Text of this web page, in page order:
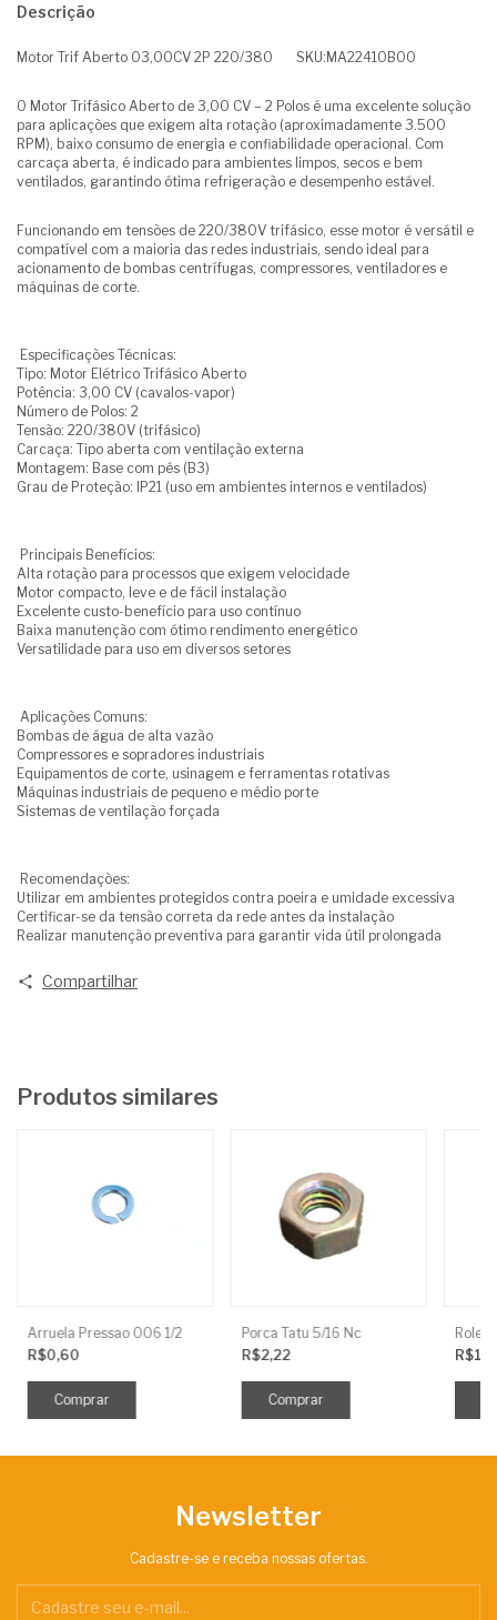
Descrição
Motor Trif Aberto 03,00CV 2P 220/380 SKU:MA22410B00
O Motor Trifásico Aberto de 3,00 CV – 2 Polos é uma excelente solução
para aplicações que exigem alta rotação (aproximadamente 3.500
RPM), baixo consumo de energia e confiabilidade operacional. Com
carcaça aberta, é indicado para ambientes limpos, secos e bem
ventilados, garantindo ótima refrigeração e desempenho estável.
Funcionando em tensões de 220/380V trifásico, esse motor é versátil e
compatível com a maioria das redes industriais, sendo ideal para
acionamento de bombas centrífugas, compressores, ventiladores e
máquinas de corte.
Especificações Técnicas:
Tipo: Motor Elétrico Trifásico Aberto
Potência: 3,00 CV (cavalos-vapor)
Número de Polos: 2
Tensão: 220/380V (trifásico)
Carcaça: Tipo aberta com ventilação externa
Montagem: Base com pés (B3)
Grau de Proteção: IP21 (uso em ambientes internos e ventilados)
Principais Benefícios:
Alta rotação para processos que exigem velocidade
Motor compacto, leve e de fácil instalação
Excelente custo-benefício para uso contínuo
Baixa manutenção com ótimo rendimento energético
Versatilidade para uso em diversos setores
Aplicações Comuns:
Bombas de água de alta vazão
Compressores e sopradores industriais
Equipamentos de corte, usinagem e ferramentas rotativas
Máquinas industriais de pequeno e médio porte
Sistemas de ventilação forçada
Recomendações:
Utilizar em ambientes protegidos contra poeira e umidade excessiva
Certificar-se da tensão correta da rede antes da instalação
Realizar manutenção preventiva para garantir vida útil prolongada
Compartilhar
Produtos similares
Arruela Pressao 006 1/2
R$0,60
Porca Tatu 5/16 Nc
R$2,22
Newsletter
Cadastre-se e receba nossas ofertas.